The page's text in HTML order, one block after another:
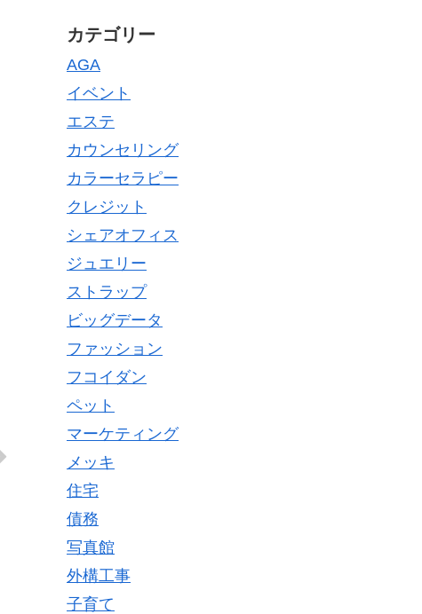
カテゴリー
AGA
イベント
エステ
カウンセリング
カラーセラピー
クレジット
シェアオフィス
ジュエリー
ストラップ
ビッグデータ
ファッション
フコイダン
ペット
マーケティング
メッキ
住宅
債務
写真館
外構工事
子育て